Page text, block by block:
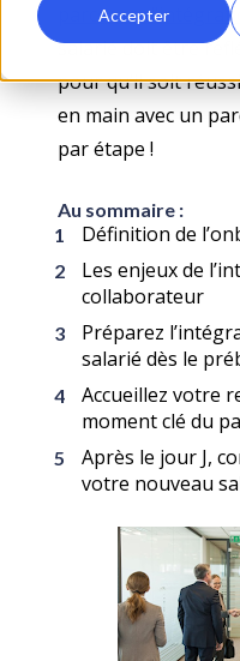
Accepter
parcours
salarié doit être
pour qu’il soit
en main avec un
par étape !
Au sommaire :
Définition de
Les enjeux de
collaborateur
Préparez
salarié dès le
Accueillez votre
moment clé du
Après le jour J,
votre nouveau